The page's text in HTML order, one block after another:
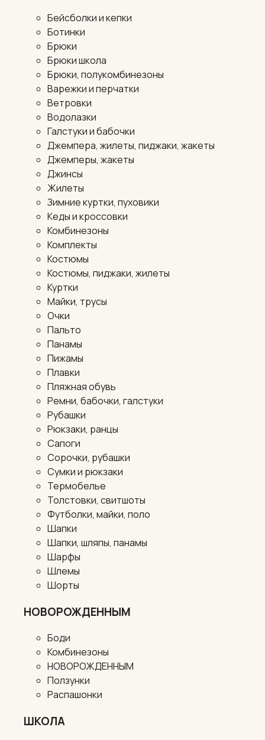
Бейсболки и кепки
Ботинки
Брюки
Брюки школа
Брюки, полукомбинезоны
Варежки и перчатки
Ветровки
Водолазки
Галстуки и бабочки
Джемпера, жилеты, пиджаки, жакеты
Джемперы, жакеты
Джинсы
Жилеты
Зимние куртки, пуховики
Кеды и кроссовки
Комбинезоны
Комплекты
Костюмы
Костюмы, пиджаки, жилеты
Куртки
Майки, трусы
Очки
Пальто
Панамы
Пижамы
Плавки
Пляжная обувь
Ремни, бабочки, галстуки
Рубашки
Рюкзаки, ранцы
Сапоги
Сорочки, рубашки
Сумки и рюкзаки
Термобелье
Толстовки, свитшоты
Футболки, майки, поло
Шапки
Шапки, шляпы, панамы
Шарфы
Шлемы
Шорты
НОВОРОЖДЕННЫМ
Боди
Комбинезоны
НОВОРОЖДЕННЫМ
Ползунки
Распашонки
ШКОЛА